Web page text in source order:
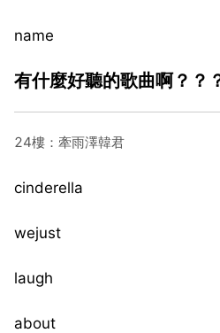
name
有什麼好聽的歌曲啊？？
24樓：牽雨澤韓君
cinderella
wejust
laugh
about